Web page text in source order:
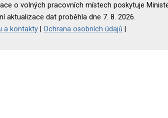
o volných pracovních místech poskytuje
aktualizace dat proběhla dne 7. 8. 2026.
a kontakty
Ochrana osobních údajů